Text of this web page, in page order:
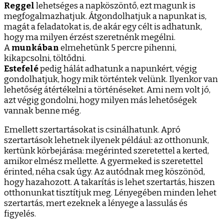
Reggellehetséges a napköszöntő, ezt magunk is
megfogalmazhatjuk. Átgondolhatjuk a napunkat is,
magát a feladatokat is, de akár egy célt is adhatunk,
hogy ma milyen érzést szeretnénk megélni.
Amunkábanelmehetünk 5 percre pihenni,
kikapcsolni, töltődni.
Estefelépedig hálát adhatunk a napunkért, végig
gondolhatjuk, hogy mik történtek velünk. Ilyenkor van
lehetőség átértékelni a történéseket. Ami nem volt jó,
azt végig gondolni, hogy milyen más lehetőségek
vannak benne még.
Emellett szertartásokat is csinálhatunk. Apró
szertartások lehetnek ilyenek például: az otthonunk,
kertünk körbejárása: megérinted szeretettel a kerted,
amikor elmész mellette. A gyermeked is szeretettel
érinted, néha csak úgy. Az autódnak meg köszönöd,
hogy hazahozott. A takarítás is lehet szertartás, hiszen
otthonunkat tisztítjuk meg. Lényegében minden lehet
szertartás, mert ezeknek a lényege a lassulás és
figyelés.